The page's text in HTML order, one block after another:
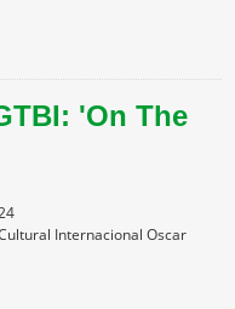
'On The
Internacional Oscar